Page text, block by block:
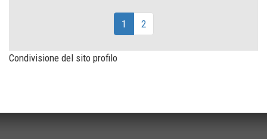
1 2
Condivisione del sito profilo